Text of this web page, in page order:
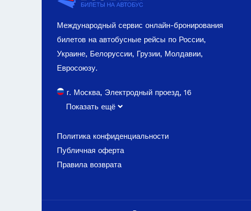
Международный сервис онлайн-бронирования
билетов на автобусные рейсы по России,
Украине, Белоруссии, Грузии, Молдавии,
Евросоюзу.
г. Москва, Электродный проезд, 16
Показать ещё
Политика конфиденциальности
Публичная оферта
Правила возврата